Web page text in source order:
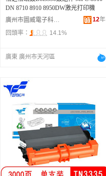
DN 8710 8910 8950DW激光打印機
廣州市圖威電子科技有限公司
12年
回頭率：
14.1%
廣東 廣州市天河區